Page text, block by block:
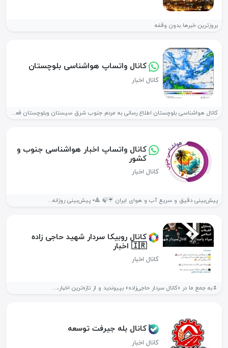
بروزترین خبرها بدون وقفه
کانال واتساپ هواشناسی بلوچستان
کانال اخبار
کانال هواشناسی بلوچستان اطلاع رسانی به مردم جنوب شرق سیستان وبلوچستان فعالیت...
کانال واتساپ اخبار هواشناسی جنوب و
کشور
کانال اخبار
پیش‌بینی دقیق و سریع آب و هوای ایران ☔️🍃 🔺• پیش‌بینی روزانه...
کانال روبیکا سردار شهید حاجی زاده
🇮🇷 اخبار
کانال اخبار
🌷به جمع ما در «کانال سردار حاجی‌زاده» بپیوندید و از تازه‌ترین اخبار،...
کانال بله جیرفت توسعه
کانال اخبار